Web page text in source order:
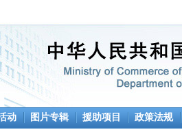
动 图片专辑 援助项目 政策法规